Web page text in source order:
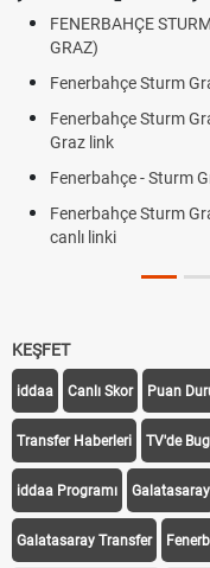
FENERBAHÇE
GRAZ)
Fenerbahçe Sturm
Fenerbahçe Sturm
Graz link
Fenerbahçe - Sturm
Fenerbahçe Sturm
canlı linki
KEŞFET
iddaa Canlı Skor Puan
Transfer Haberleri TV'de
iddaa Programı Galatasaray
Galatasaray Transfer